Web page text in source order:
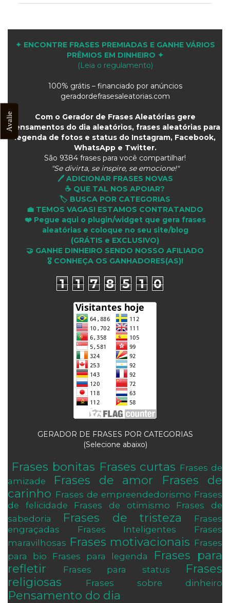
✦ ENCONTRE FRASES PREMIADAS E GANHE VÁRIOS
PRÊMIOS EM DINHEIRO ✦
(Leia o regulamento)
100% grátis – financiado por anúncios
geradordefrasesaleatorias.com
Com o Gerador de Frases Aleatórias gere
pensamentos do dia aleatórios, frases aleatórias para
legenda de fotos e status do Instagram, Facebook,
WhatsApp e Twitter.
São 9384 frases para você compartilhar!
"Se divirta, se inspire, se emocione!"
🖊️ ADICIONAR FRASES NOVAS
☕ QUE TAL NOS APOIAR?
🏷️ BUSCA POR CATEGORIAS
💼 TEMOS VAGAS! ESTAMOS CONTRATANDO
❤️ Pegue aqui o plugin/widget que gera frases
aleatórias e coloque no seu site/blog
(GRÁTIS e EXCLUSIVO)
🤝 GANHE DINHEIRO SENDO NOSSO AFILIADO
🎖 CONHEÇA OS GANHADORES(AS)!
1 1 7 8 5 1 0
GERADOR DE FRASES POR CATEGORIAS
(Selecione abaixo)
Frases bonitas Frases curtas Frases de
amizade
Frases de amor
Frases de
carinho Frases de empreendedorismo Frases
de felicidade
Frases de otimismo
Frases de
sabedoria
Frases de tristeza
Frases
engraçadas
Frases Inteligentes
Frases
maravilhosas Frases motivacionais Frases
para bio
Frases para legenda
Frases para
refletir
Frases para status
Frases
religiosas
Frases sobre dinheiro
Pensamento do dia
Avalie